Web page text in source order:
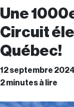
Une
Circuit
Québec!
12 septembre 2024
2 minutes à lire